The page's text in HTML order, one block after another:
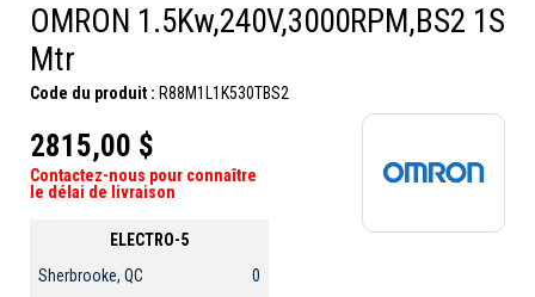
OMRON 1.5Kw,240V,3000RPM,BS2 1S
Mtr
Code du produit : R88M1L1K530TBS2
2815,00 $
Contactez-nous pour connaître
le délai de livraison
ELECTRO-5
Sherbrooke, QC
0